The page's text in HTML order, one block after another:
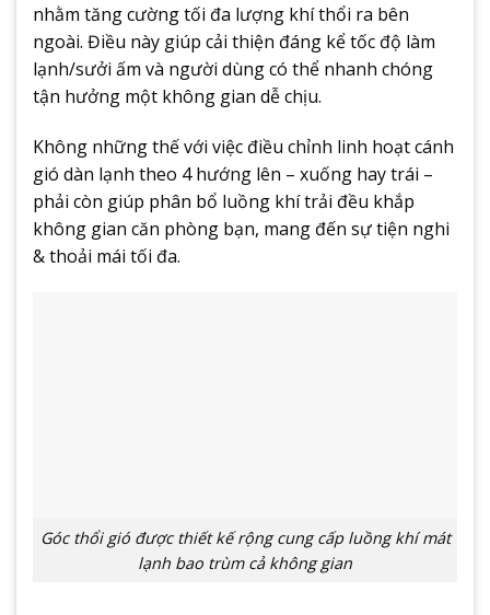
nhằm tăng cường tối đa lượng khí thổi ra bên
ngoài. Điều này giúp cải thiện đáng kể tốc độ làm
lạnh/sưởi ấm và người dùng có thể nhanh chóng
tận hưởng một không gian dễ chịu.
Không những thế với việc điều chỉnh linh hoạt cánh
gió dàn lạnh theo 4 hướng lên – xuống hay trái –
phải còn giúp phân bổ luồng khí trải đều khắp
không gian căn phòng bạn, mang đến sự tiện nghi
& thoải mái tối đa.
Góc thổi gió được thiết kế rộng cung cấp luồng khí mát
lạnh bao trùm cả không gian